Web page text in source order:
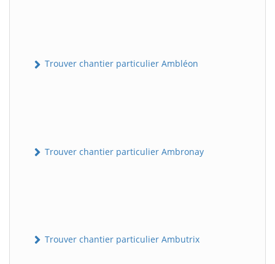
Trouver chantier particulier Ambléon
Trouver chantier particulier Ambronay
Trouver chantier particulier Ambutrix